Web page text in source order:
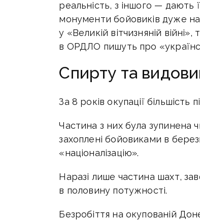
реальність, з іншого — дають
монументи бойовиків дуже
у «Великій вітчизняній
в ОРДЛО пишуть про
Спирту та
За 8 років окупації
Частина з них була зупинена
захоплені бойовиками в
«націоналізацію».
Наразі лише частина шахт,
в половину потужності.
Безробіття на окупованій